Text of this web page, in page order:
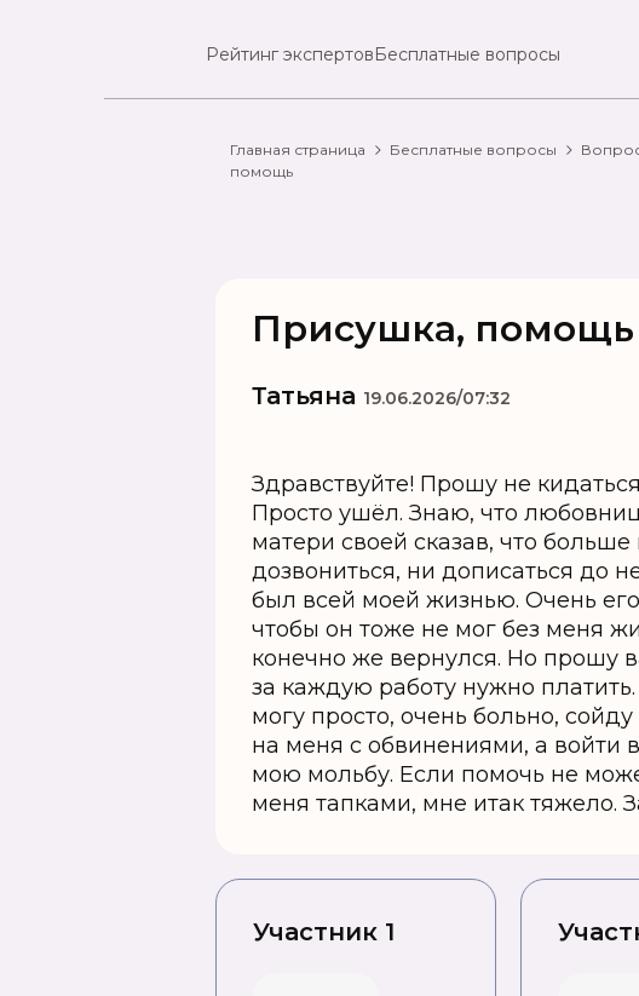
Рейтинг экспертовБесплатные вопросы
Главная страница Бесплатные вопросы
помощь
Присушка, помощь
Татьяна 19.06.2026/07:32
Здравствуйте! Прошу не
Просто ушёл. Знаю, что
матери своей сказав, что
дозвониться, ни дописаться до
был всей моей жизнью. Очень
чтобы он тоже не мог без меня
конечно же вернулся. Но прошу
за каждую работу нужно
могу просто, очень больно,
на меня с обвинениями, а войти
мою мольбу. Если помочь не
меня тапками, мне итак тяжело.
Участник 1